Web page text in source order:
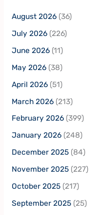
August 2026(36)
July 2026(226)
June 2026(11)
May 2026(38)
April 2026(51)
March 2026(213)
February 2026(399)
January 2026(248)
December 2025(84)
November 2025(227)
October 2025(217)
September 2025(25)